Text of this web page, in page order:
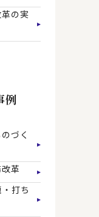
の実
例
づく
革
打ち